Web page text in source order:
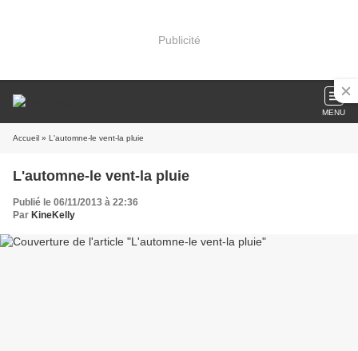
Publicité
MENU
Accueil » L'automne-le vent-la pluie
L'automne-le vent-la pluie
Publié le 06/11/2013 à 22:36
Par KineKelly